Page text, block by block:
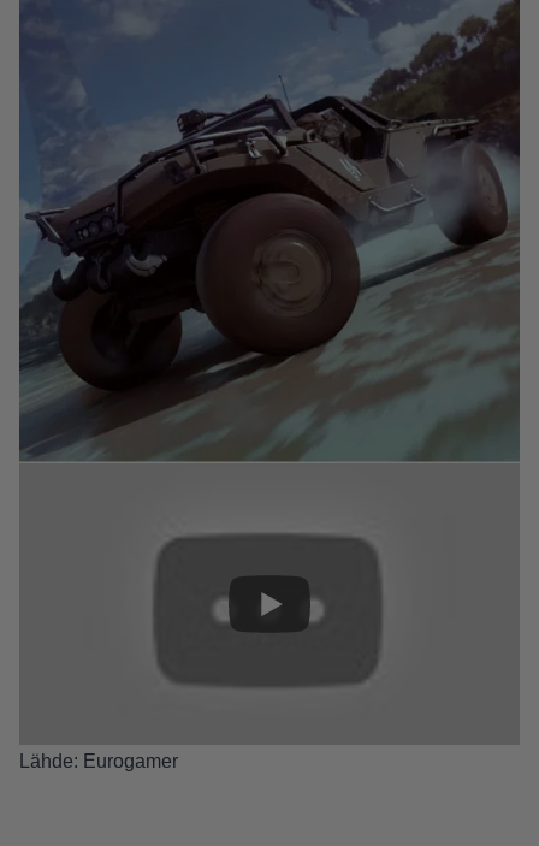
Lähde: Eurogamer